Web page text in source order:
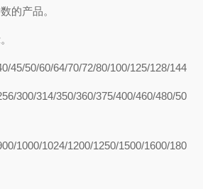
的产品。
45/50/60/64/70/72/80/100/125/128/144
300/314/350/360/375/400/460/480/50
1000/1024/1200/1250/1500/1600/180